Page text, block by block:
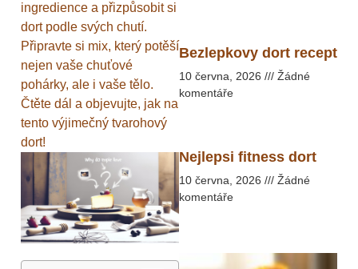
ingredience a přizpůsobit si
dort podle svých chutí.
Připravte si mix, který potěší
nejen vaše chuťové
pohárky, ale i vaše tělo.
Čtěte dál a objevujte, jak na
tento výjimečný tvarohový
dort!
Bezlepkovy dort recept
10 června, 2026
Žádné
komentáře
Nejlepsi fitness dort
10 června, 2026
Žádné
komentáře